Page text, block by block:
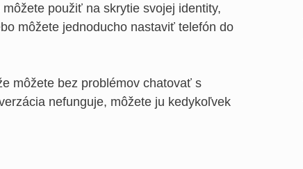
použiť na skrytie svojej identity,
môžete jednoducho nastaviť telefón do
môžete bez problémov chatovať s
nefunguje, môžete ju kedykoľvek